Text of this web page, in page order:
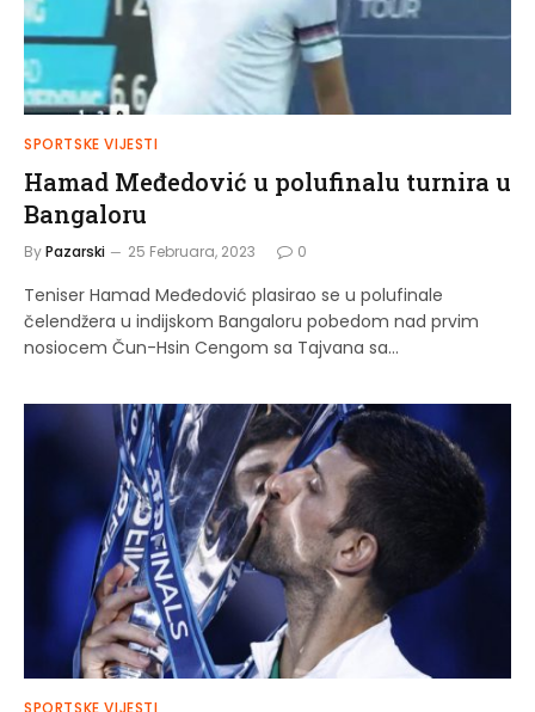
SPORTSKE VIJESTI
Hamad Međedović u polufinalu turnira u
Bangaloru
ByPazarski 25 Februara, 2023 0
Teniser Hamad Međedović plasirao se u polufinale
čelendžera u indijskom Bangaloru pobedom nad prvim
nosiocem Čun-Hsin Cengom sa Tajvana sa…
SPORTSKE VIJESTI